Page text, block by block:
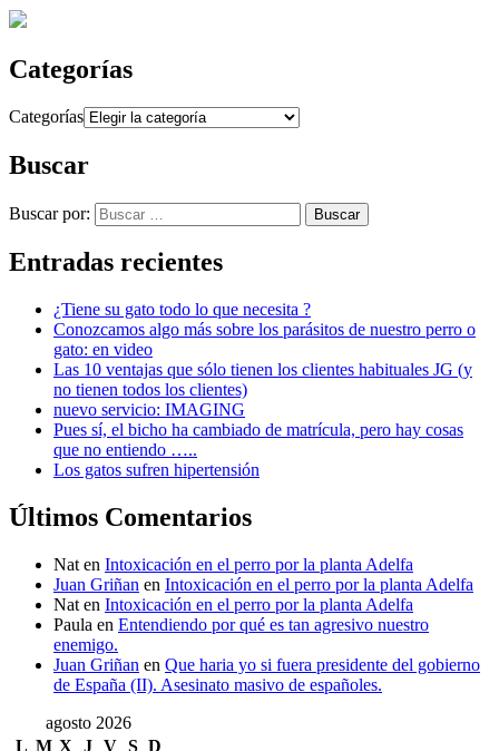
Categorías
Categorías
Buscar
Buscar por: Buscar
Entradas recientes
¿Tiene su gato todo lo que necesita ?
Conozcamos algo más sobre los parásitos de nuestro perro o
gato: en video
Las 10 ventajas que sólo tienen los clientes habituales JG (y
no tienen todos los clientes)
nuevo servicio: IMAGING
Pues sí, el bicho ha cambiado de matrícula, pero hay cosas
que no entiendo …..
Los gatos sufren hipertensión
Últimos Comentarios
Nat en Intoxicación en el perro por la planta Adelfa
Juan Griñan en Intoxicación en el perro por la planta Adelfa
Nat en Intoxicación en el perro por la planta Adelfa
Paula en Entendiendo por qué es tan agresivo nuestro
enemigo.
Juan Griñan en Que haria yo si fuera presidente del gobierno
de España (II). Asesinato masivo de españoles.
agosto 2026
L M X J V S D